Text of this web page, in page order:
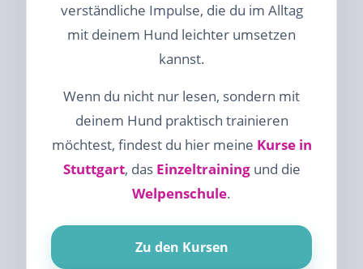
verständliche Impulse, die du im Alltag
mit deinem Hund leichter umsetzen
kannst.
Wenn du nicht nur lesen, sondern mit
deinem Hund praktisch trainieren
möchtest, findest du hier meine Kurse in
Stuttgart, das Einzeltrainingund die
Welpenschule.
Zu den Kursen